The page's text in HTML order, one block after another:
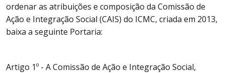
ordenar as atribuições e composição da Comissão de
Ação e Integração Social (CAIS) do ICMC, criada em 2013,
baixa a seguinte Portaria:
Artigo 1º - A Comissão de Ação e Integração Social,